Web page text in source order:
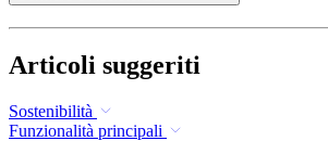
Articoli suggeriti
Sostenibilità
Funzionalità principali